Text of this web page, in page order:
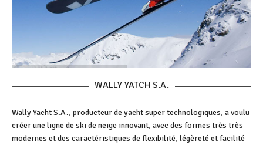
WALLY YATCH S.A.
Wally Yacht S.A., producteur de yacht super technologiques, a voulu
créer une ligne de ski de neige innovant, avec des formes très très
modernes et des caractéristiques de flexibilité, légèreté et facilité